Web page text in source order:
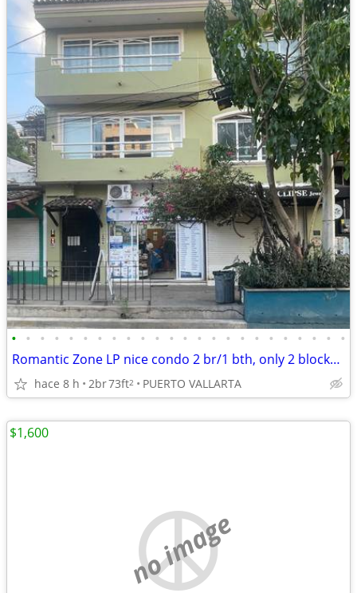
• • • • • • • • • • • • • • • • • • • • • • • •
Romantic Zone LP nice condo 2 br/1 bth, only 2 blocks from the beach
hace 8 h 2br73ft2 PUERTO VALLARTA
no image
$1,600